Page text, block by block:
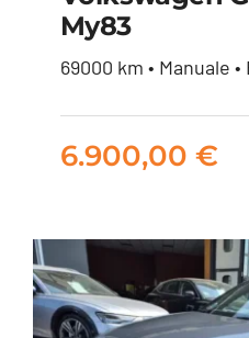
My83
69000 km • Manuale
6.900,00 €